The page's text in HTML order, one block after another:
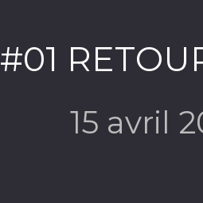
#01
15 avril